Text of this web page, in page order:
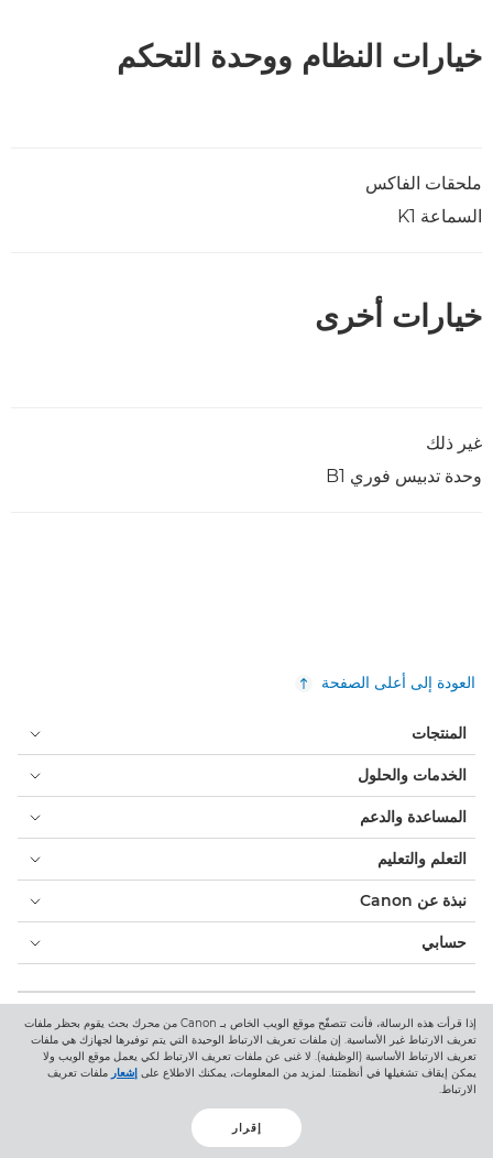
خيارات النظام ووحدة التحكم
ملحقات الفاكس
السماعة K1
خيارات أخرى
غير ذلك
وحدة تدبيس فوري B1
إذا قرأت هذه الرسالة، فأنت تتصفّح موقع الويب الخاص بـ Canon من محرك بحث يقوم بحظر ملفات
تعريف الارتباط غير الأساسية. إن ملفات تعريف الارتباط الوحيدة التي يتم توفيرها لجهازك هي ملفات
تعريف الارتباط الأساسية (الوظيفية). لا غنى عن ملفات تعريف الارتباط لكي يعمل موقع الويب ولا
يمكن إيقاف تشغيلها في أنظمتنا. لمزيد من المعلومات، يمكنك الاطلاع على إشعار ملفات تعريف
الارتباط.
إقرار
العودة إلى أعلى الصفحة
المنتجات
الخدمات والحلول
المساعدة والدعم
التعلم والتعليم
نبذة عن Canon
حسابي
البنود والشروط إشعار ملفات تعريف الارتباط
بيان أشكال الرق المعاصرة (PDF)
المستهلك: مكان الشراء
الأعمال التجارية: أماكن الشراءإعدادات ملفات تعريف الارتباط
Canon Central and North Africa